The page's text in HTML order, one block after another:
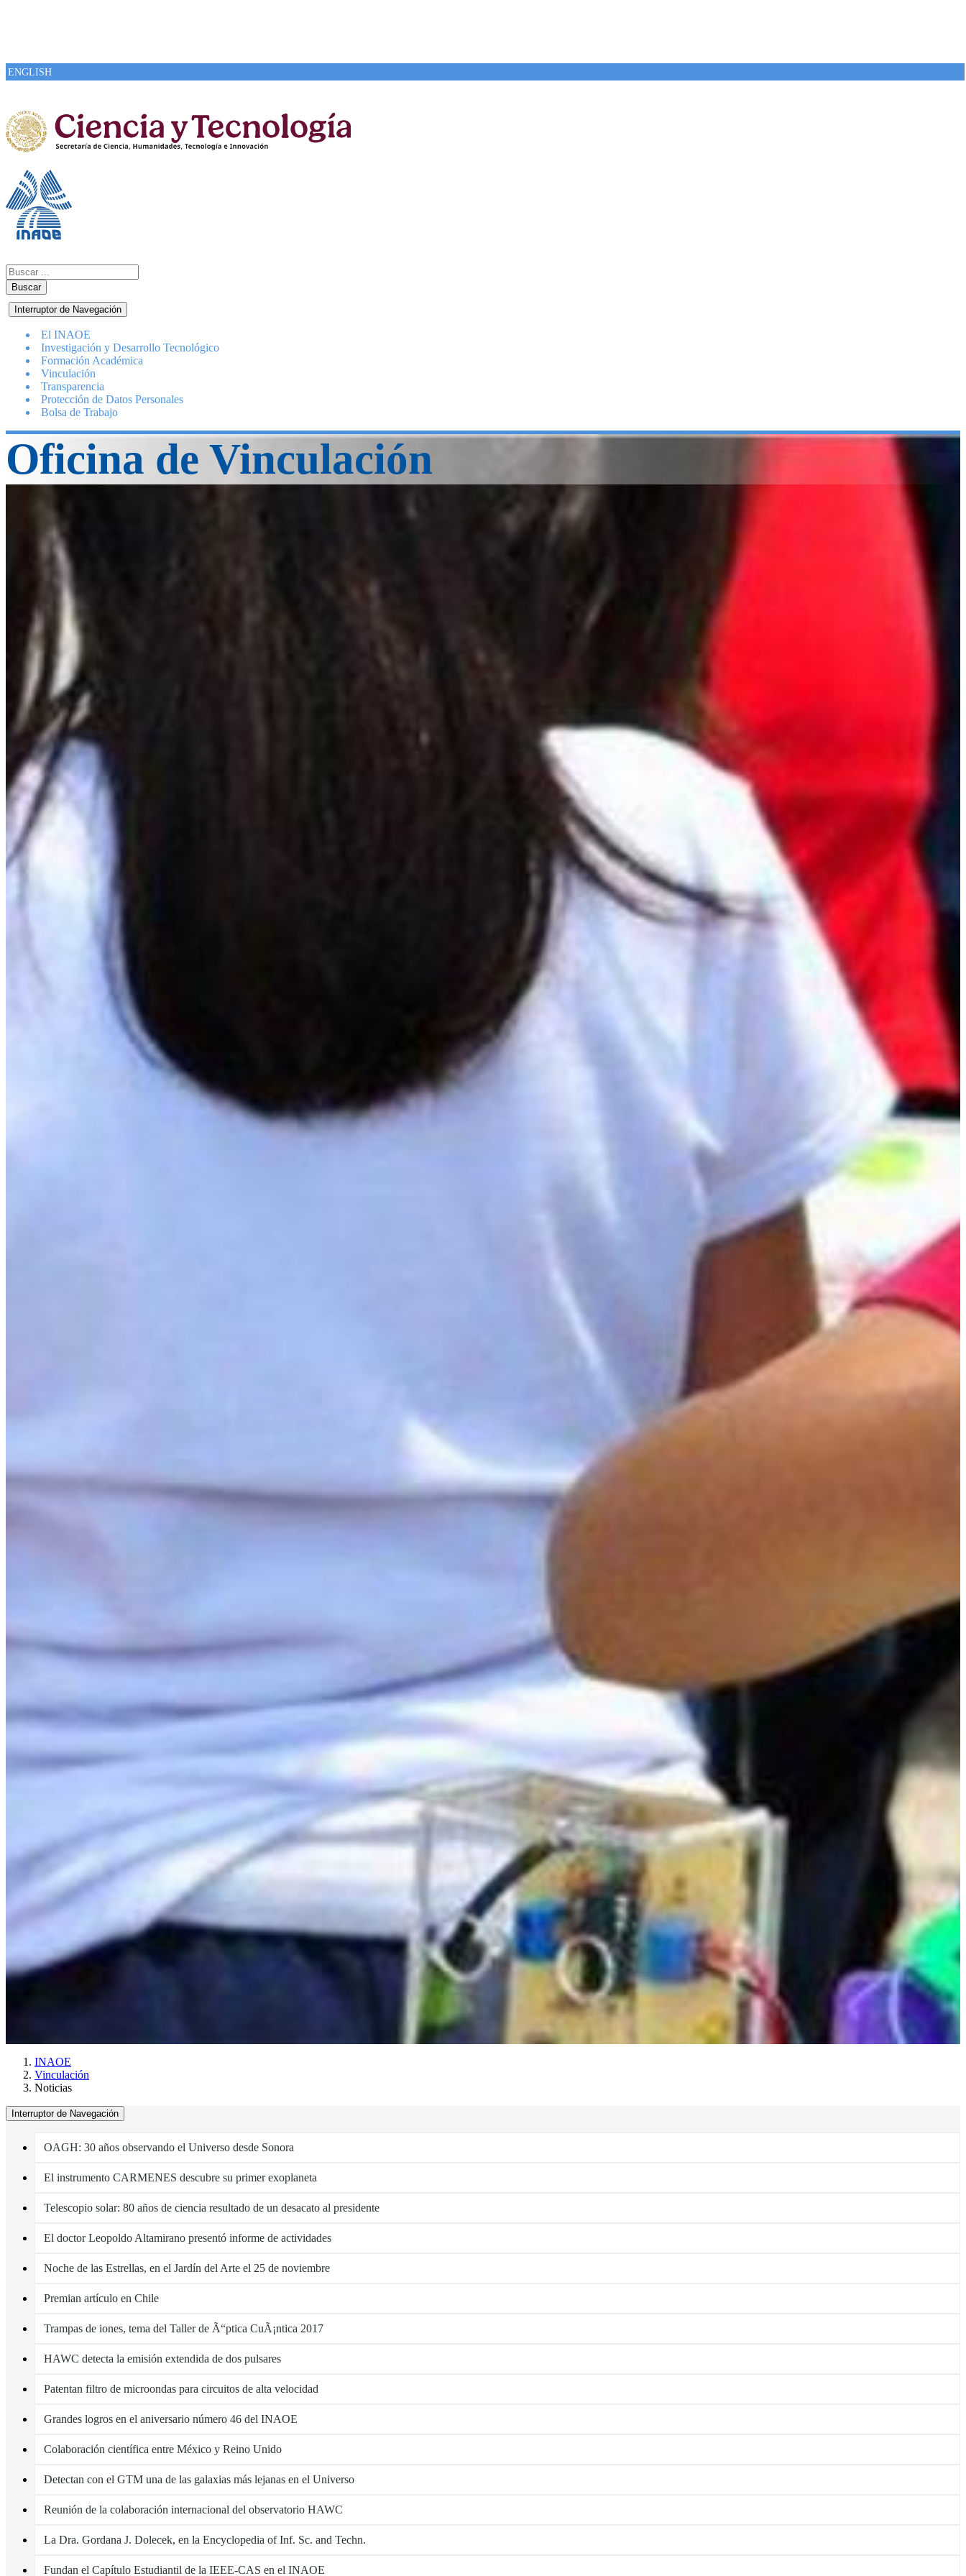
ENGLISH
Buscar
Interruptor de Navegación
El INAOE
Investigación y Desarrollo Tecnológico
Formación Académica
Vinculación
Transparencia
Protección de Datos Personales
Bolsa de Trabajo
Oficina de Vinculación
INAOE
Vinculación
Noticias
Interruptor de Navegación
OAGH: 30 años observando el Universo desde Sonora
El instrumento CARMENES descubre su primer exoplaneta
Telescopio solar: 80 años de ciencia resultado de un desacato al presidente
El doctor Leopoldo Altamirano presentó informe de actividades
Noche de las Estrellas, en el Jardín del Arte el 25 de noviembre
Premian artículo en Chile
Trampas de iones, tema del Taller de Ã“ptica CuÃ¡ntica 2017
HAWC detecta la emisión extendida de dos pulsares
Patentan filtro de microondas para circuitos de alta velocidad
Grandes logros en el aniversario número 46 del INAOE
Colaboración científica entre México y Reino Unido
Detectan con el GTM una de las galaxias más lejanas en el Universo
Reunión de la colaboración internacional del observatorio HAWC
La Dra. Gordana J. Dolecek, en la Encyclopedia of Inf. Sc. and Techn.
Fundan el Capítulo Estudiantil de la IEEE-CAS en el INAOE